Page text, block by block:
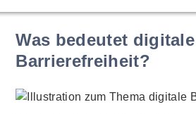
Was bedeutet digitale
Barrierefreiheit?